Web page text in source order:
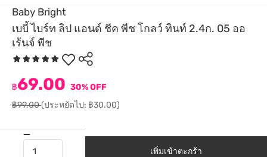
Baby Bright
เบบี้ ไบร์ท ลิป แอนด์ ชีค พีช โกลว์ ทินท์ 2.4ก. 05 ออ
เร้นจ์ พีช
฿69.00 30% OFF
฿99.00(ประหยัดไป: ฿30.00)
เพิ่มเข้าตะกร้า